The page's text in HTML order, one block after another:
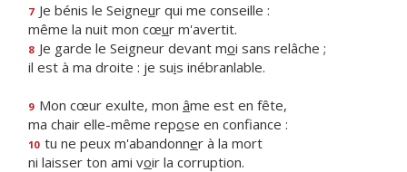
7 Je bénis le Seigneur qui me conseille :
même la nuit mon cœur m'avertit.
8 Je garde le Seigneur devant moi sans relâche ;
il est à ma droite : je suis inébranlable.
9 Mon cœur exulte, mon âme est en fête,
ma chair elle-même repose en confiance :
10 tu ne peux m'abandonner à la mort
ni laisser ton ami voir la corruption.